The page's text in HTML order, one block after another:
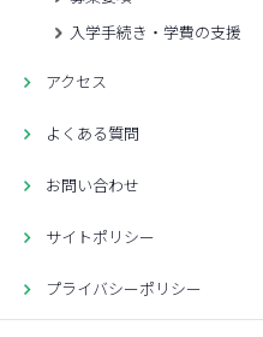
入学手続き・学費の支援
アクセス
よくある質問
お問い合わせ
サイトポリシー
プライバシーポリシー